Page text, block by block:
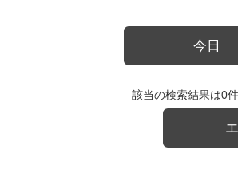
今日
該当の検索結果は0